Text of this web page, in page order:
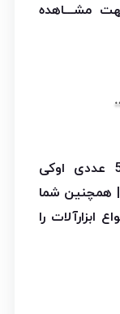
مشـــاهده
مشخصات و اطلاعات کیت ابزار 55 عددی اوکی
| همچنین شما
ابزارآلات را